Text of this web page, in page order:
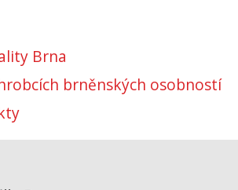
Brna
brněnských osobností